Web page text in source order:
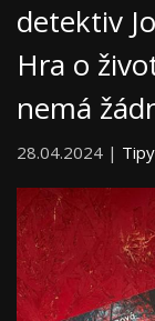
detektiv
Hra o
nemá
28.04.2024 |